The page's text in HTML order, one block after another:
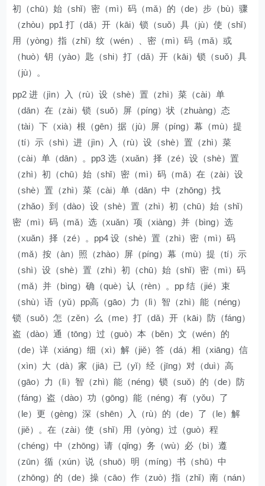
初（chū）始（shǐ）密（mì）码（mǎ）的（de）步（bù）骤
（zhòu）pp1 打（dǎ）开（kāi）锁（suǒ）具（jù）使（shǐ）
用（yòng）指（zhǐ）纹（wén）、密（mì）码（mǎ）或
（huò）钥（yào）匙（shi）打（dǎ）开（kāi）锁（suǒ）具
（jù）。
pp2 进（jìn）入（rù）设（shè）置（zhì）菜（cài）单
（dān）在（zài）锁（suǒ）屏（píng）状（zhuàng）态
（tài）下（xià）根（gēn）据（jù）屏（píng）幕（mù）提
（tí）示（shì）进（jìn）入（rù）设（shè）置（zhì）菜
（cài）单（dān）。pp3 选（xuǎn）择（zé）设（shè）置
（zhì）初（chū）始（shǐ）密（mì）码（mǎ）在（zài）设
（shè）置（zhì）菜（cài）单（dān）中（zhōng）找
（zhǎo）到（dào）设（shè）置（zhì）初（chū）始（shǐ）
密（mì）码（mǎ）选（xuǎn）项（xiàng）并（bìng）选
（xuǎn）择（zé）。pp4 设（shè）置（zhì）密（mì）码
（mǎ）按（àn）照（zhào）屏（píng）幕（mù）提（tí）示
（shì）设（shè）置（zhì）初（chū）始（shǐ）密（mì）码
（mǎ）并（bìng）确（què）认（rèn）。pp 结（jié）束
（shù）语（yǔ）pp高（gāo）力（lì）智（zhì）能（néng）
锁（suǒ）怎（zěn）么（me）打（dǎ）开（kāi）防（fáng）
盗（dào）通（tōng）过（guò）本（běn）文（wén）的
（de）详（xiáng）细（xì）解（jiě）答（dá）相（xiāng）信
（xìn）大（dà）家（jiā）已（yǐ）经（jīng）对（duì）高
（gāo）力（lì）智（zhì）能（néng）锁（suǒ）的（de）防
（fáng）盗（dào）功（gōng）能（néng）有（yǒu）了
（le）更（gèng）深（shēn）入（rù）的（de）了（le）解
（jiě）。在（zài）使（shǐ）用（yòng）过（guò）程
（chéng）中（zhōng）请（qǐng）务（wù）必（bì）遵
（zūn）循（xún）说（shuō）明（míng）书（shū）中
（zhōng）的（de）操（cāo）作（zuò）指（zhǐ）南（nán）